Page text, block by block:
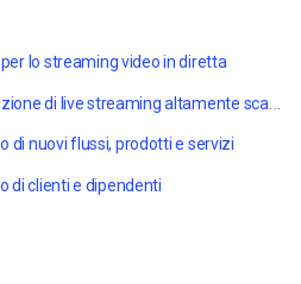
lo streaming video in diretta
di nuovi flussi, prodotti e servizi
di clienti e dipendenti